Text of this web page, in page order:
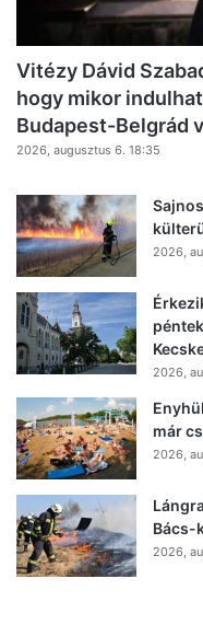
Vitézy Dávid
hogy mikor
Budapest-Belgrád
2026, augusztus 6. 18:35
2026,
2026,
már
2026,
Bács-
2026,